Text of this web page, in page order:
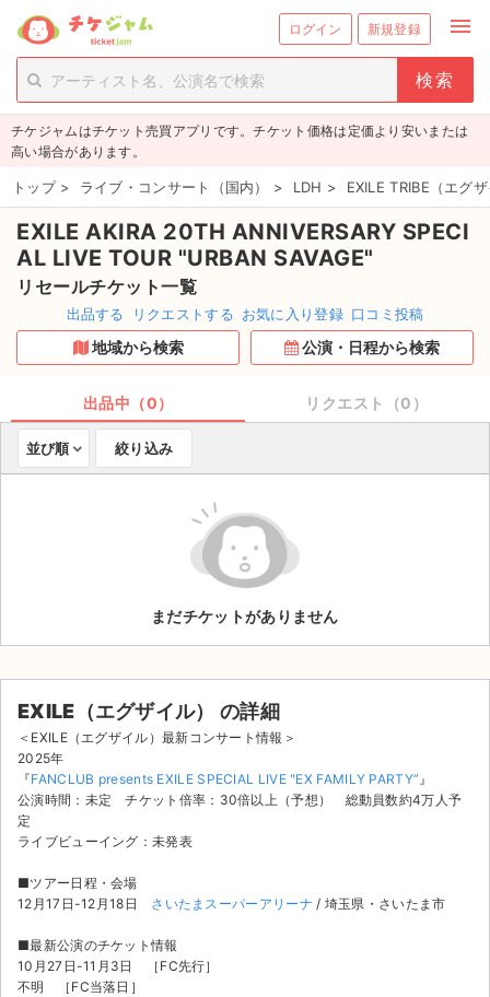
ログイン 新規登録 menu
person_add 新規会員登録
チケットを探す
新着チケット
値下げしたチケット
都道府県からチケットを探す
もうすぐ開催のチケット
取扱チケット
ライブ・コンサート（海外）
ご利用ガイド
ご利用ガイド
手数料・お支払い方法
AIに質問する
お知らせ
チケジャムはチケット売買アプリです。チケット価格は定価より安いまたは
高い場合があります。
トップ > ライブ・コンサート（国内） > LDH > EXILE TRIBE（エグ
EXILE AKIRA 20TH ANNIVERSARY SPECI
AL LIVE TOUR "URBAN SAVAGE"
リセールチケット一覧
出品する リクエストする お気に入り登録 口コミ投稿
地域から検索 公演・日程から検索
出品中（0） リクエスト（0）
並び順 絞り込み
まだチケットがありません
EXILE（エグザイル） の詳細
＜EXILE（エグザイル）最新コンサート情報＞
2025年
『FANCLUB presents EXILE SPECIAL LIVE "EX FAMILY PARTY”』
公演時間：未定 チケット倍率：30倍以上（予想） 総動員数約4万人予
定
ライブビューイング：未発表
■ツアー日程・会場
12月17日-12月18日 さいたまスーパーアリーナ / 埼玉県・さいたま市
■最新公演のチケット情報
10月27日-11月3日 ［FC先行］
不明 ［FC当落日］